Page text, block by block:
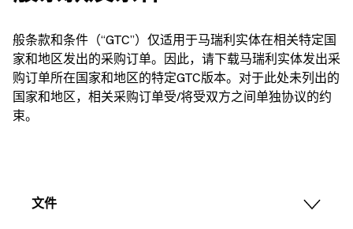
般条款和条件（“GTC”）仅适用于马瑞利实体在相关特定国
家和地区发出的采购订单。因此，请下载马瑞利实体发出采
购订单所在国家和地区的特定GTC版本。对于此处未列出的
国家和地区，相关采购订单受/将受双方之间单独协议的约
束。
文件